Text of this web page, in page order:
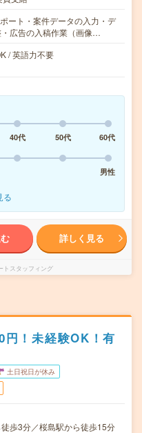
ート・案件データの入力・デ
広告の入稿作業（画像…
/ 英語力不要
40代 50代
60代
男性
る
詳しく見る
トスタッフィング
円！未経験OK！有
土日祝日が休み
歩3分／桜島駅から徒歩15分